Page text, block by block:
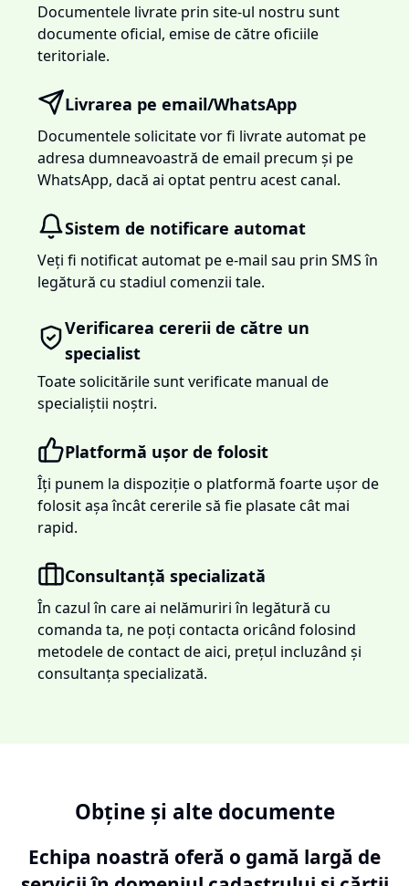
Documentele livrate prin site-ul nostru sunt
documente oficial, emise de către oficiile
teritoriale.
Livrarea pe email/WhatsApp
Documentele solicitate vor fi livrate automat pe
adresa dumneavoastră de email precum și pe
WhatsApp, dacă ai optat pentru acest canal.
Sistem de notificare automat
Veți fi notificat automat pe e-mail sau prin SMS în
legătură cu stadiul comenzii tale.
Verificarea cererii de către un
specialist
Toate solicitările sunt verificate manual de
specialiștii noștri.
Platformă ușor de folosit
Îți punem la dispoziție o platformă foarte ușor de
folosit așa încât cererile să fie plasate cât mai
rapid.
Consultanță specializată
În cazul în care ai nelămuriri în legătură cu
comanda ta, ne poți contacta oricând folosind
metodele de contact de aici, prețul incluzând și
consultanța specializată.
Obține și alte documente
Echipa noastră oferă o gamă largă de